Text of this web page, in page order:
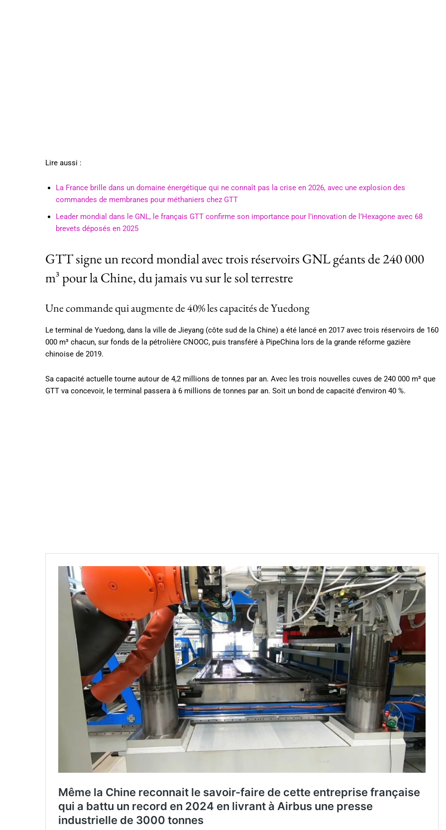
Lire aussi :
La France brille dans un domaine énergétique qui ne connaît pas la crise en 2026, avec une explosion des
commandes de membranes pour méthaniers chez GTT
Leader mondial dans le GNL, le français GTT confirme son importance pour l’innovation de l’Hexagone avec 68
brevets déposés en 2025
GTT signe un record mondial avec trois réservoirs GNL géants de 240 000
m³ pour la Chine, du jamais vu sur le sol terrestre
Une commande qui augmente de 40% les capacités de Yuedong
Le terminal de Yuedong, dans la ville de Jieyang (côte sud de la Chine) a été lancé en 2017 avec trois réservoirs de 160
000 m³ chacun, sur fonds de la pétrolière CNOOC, puis transféré à PipeChina lors de la grande réforme gazière
chinoise de 2019.
Sa capacité actuelle tourne autour de 4,2 millions de tonnes par an. Avec les trois nouvelles cuves de 240 000 m³ que
GTT va concevoir, le terminal passera à 6 millions de tonnes par an. Soit un bond de capacité d’environ 40 %.